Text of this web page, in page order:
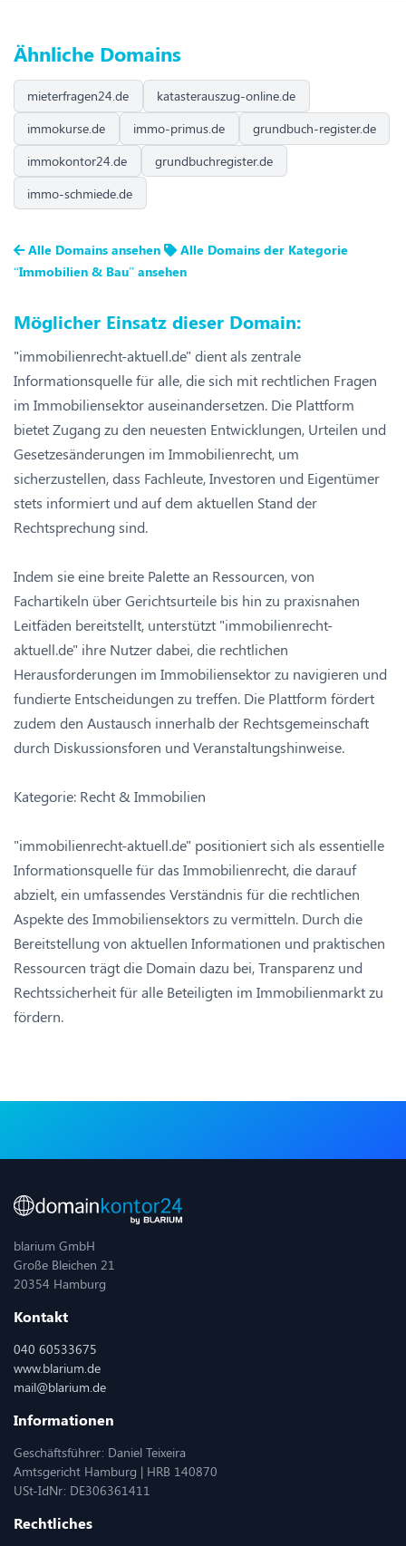
Ähnliche Domains
mieterfragen24.de
katasterauszug-online.de
immokurse.de
immo-primus.de
grundbuch-register.de
immokontor24.de
grundbuchregister.de
immo-schmiede.de
Alle Domains ansehen
Alle Domains der Kategorie
“Immobilien & Bau” ansehen
Möglicher Einsatz dieser Domain:
"immobilienrecht-aktuell.de" dient als zentrale
Informationsquelle für alle, die sich mit rechtlichen Fragen
im Immobiliensektor auseinandersetzen. Die Plattform
bietet Zugang zu den neuesten Entwicklungen, Urteilen und
Gesetzesänderungen im Immobilienrecht, um
sicherzustellen, dass Fachleute, Investoren und Eigentümer
stets informiert und auf dem aktuellen Stand der
Rechtsprechung sind.
Indem sie eine breite Palette an Ressourcen, von
Fachartikeln über Gerichtsurteile bis hin zu praxisnahen
Leitfäden bereitstellt, unterstützt "immobilienrecht-
aktuell.de" ihre Nutzer dabei, die rechtlichen
Herausforderungen im Immobiliensektor zu navigieren und
fundierte Entscheidungen zu treffen. Die Plattform fördert
zudem den Austausch innerhalb der Rechtsgemeinschaft
durch Diskussionsforen und Veranstaltungshinweise.
Kategorie: Recht & Immobilien
"immobilienrecht-aktuell.de" positioniert sich als essentielle
Informationsquelle für das Immobilienrecht, die darauf
abzielt, ein umfassendes Verständnis für die rechtlichen
Aspekte des Immobiliensektors zu vermitteln. Durch die
Bereitstellung von aktuellen Informationen und praktischen
Ressourcen trägt die Domain dazu bei, Transparenz und
Rechtssicherheit für alle Beteiligten im Immobilienmarkt zu
fördern.
blarium GmbH
Große Bleichen 21
20354 Hamburg
Kontakt
040 60533675
www.blarium.de
mail@blarium.de
Informationen
Geschäftsführer: Daniel Teixeira
Amtsgericht Hamburg | HRB 140870
USt-IdNr: DE306361411
Rechtliches